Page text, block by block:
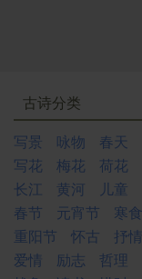
古诗分类
写景
咏物 春天
写花
梅花 荷花
长江
黄河 儿童
春节
元宵节 寒
重阳节
怀古 抒情
爱情
励志 哲理